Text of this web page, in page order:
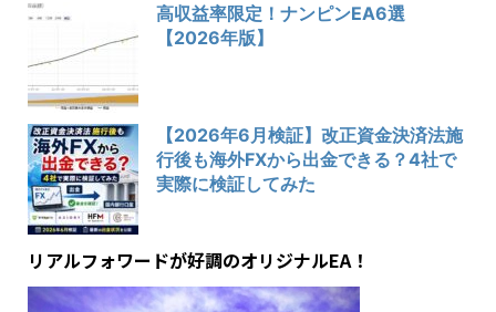
高収益率限定！ナンピンEA6選
【2026年版】
【2026年6月検証】改正資金決済法施
行後も海外FXから出金できる？4社で
実際に検証してみた
リアルフォワードが好調のオリジナルEA！